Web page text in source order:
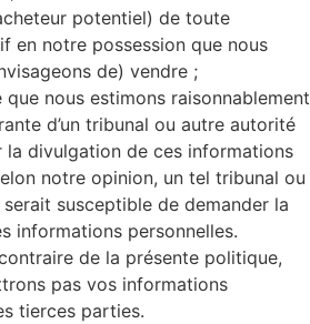
potentiel) de toute
en notre possession que nous
de) vendre ;
nous estimons raisonnablement
d’un tribunal ou autre autorité
la divulgation de ces informations
notre opinion, un tel tribunal ou
susceptible de demander la
informations personnelles.
de la présente politique,
pas vos informations
tierces parties.